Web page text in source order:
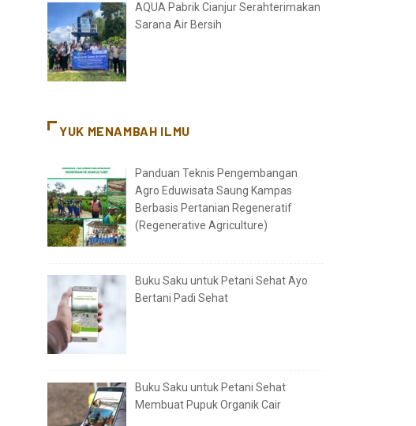
AQUA Pabrik Cianjur Serahterimakan
Sarana Air Bersih
YUK MENAMBAH ILMU
Panduan Teknis Pengembangan
Agro Eduwisata Saung Kampas
Berbasis Pertanian Regeneratif
(Regenerative Agriculture)
Buku Saku untuk Petani Sehat Ayo
Bertani Padi Sehat
Buku Saku untuk Petani Sehat
Membuat Pupuk Organik Cair